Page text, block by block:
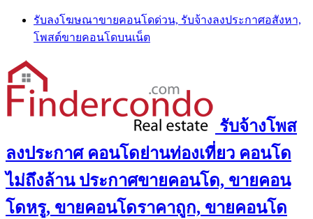
Skip
content
รับลงโฆษณาขายคอนโดด่วน, รับจ้างลงประกาศอสังหา,
โพสต์ขายคอนโดบนเน็ต
รับจ้างโพส
ลงประกาศ คอนโดย่านท่องเที่ยว คอนโด
ไม่ถึงล้าน ประกาศขายคอนโด, ขายคอน
โดหรู, ขายคอนโดราคาถูก, ขายคอนโด